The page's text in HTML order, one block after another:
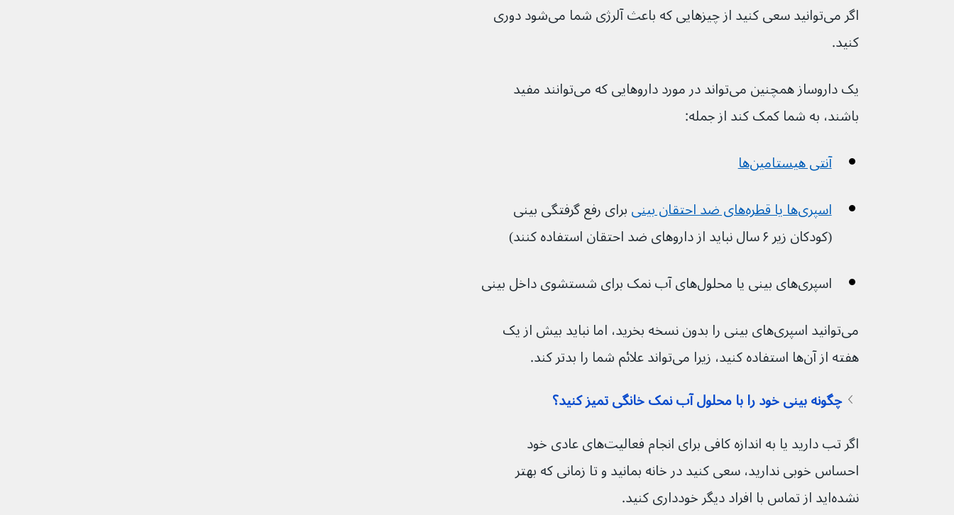
اگر می‌توانید سعی کنید از چیزهایی که باعث آلرژی شما می‌شود دوری
کنید.
یک داروساز همچنین می‌تواند در مورد داروهایی که می‌توانند مفید
باشند، به شما کمک کند از جمله:
آنتی هیستامین‌ها
اسپری‌ها یا قطره‌های ضد احتقان بینی
برای رفع گرفتگی بینی
(کودکان زیر ۶ سال نباید از داروهای ضد احتقان استفاده کنند)
اسپری‌های بینی یا محلول‌های آب نمک برای شستشوی داخل بینی
می‌توانید اسپری‌های بینی را بدون نسخه بخرید، اما نباید بیش از یک
هفته از آن‌ها استفاده کنید، زیرا می‌تواند علائم شما را بدتر کند.
چگونه بینی خود را با محلول آب نمک خانگی تمیز کنید؟
اگر تب دارید یا به اندازه کافی برای انجام فعالیت‌های عادی خود
احساس خوبی ندارید، سعی کنید در خانه بمانید و تا زمانی که بهتر
نشده‌اید از تماس با افراد دیگر خودداری کنید.